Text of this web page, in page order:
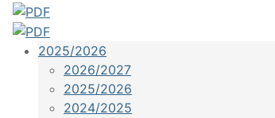
2025/2026
2026/2027
2025/2026
2024/2025